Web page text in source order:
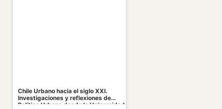
Chile Urbano hacia el siglo XXI.
Investigaciones y reflexiones de
Política Urbana desde la Universidad